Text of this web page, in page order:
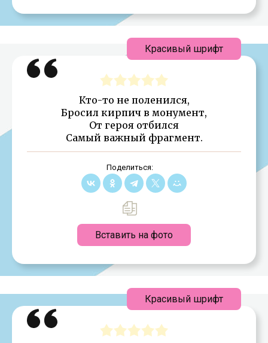
Кто-то не поленился,
Бросил кирпич в монумент,
От героя отбился
Самый важный фрагмент.
Поделиться:
Вставить на фото
Красивый шрифт
Красивый шрифт